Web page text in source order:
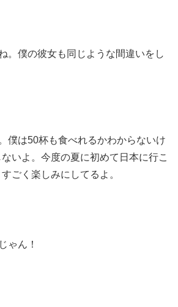
僕の彼女も同じような間違いをし
は50杯も食べれるかわからないけ
いよ。今度の夏に初めて日本に行こ
ごく楽しみにしてるよ。
ゃん！